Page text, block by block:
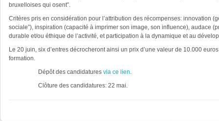
bruxelloises qui osent”.
Critères pris en considération pour l’attribution des récompenses: innovation
sociale”), inspiration (capacité à imprimer son image, son influence), audace
durable et/ou éthique de l’activité, et participation à la dynamique et au
Le 20 juin, six d’entres décrocheront ainsi un prix d’une valeur de 10.000
formation.
Dépôt des candidatures via ce lien.
Clôture des candidatures: 22 mai.